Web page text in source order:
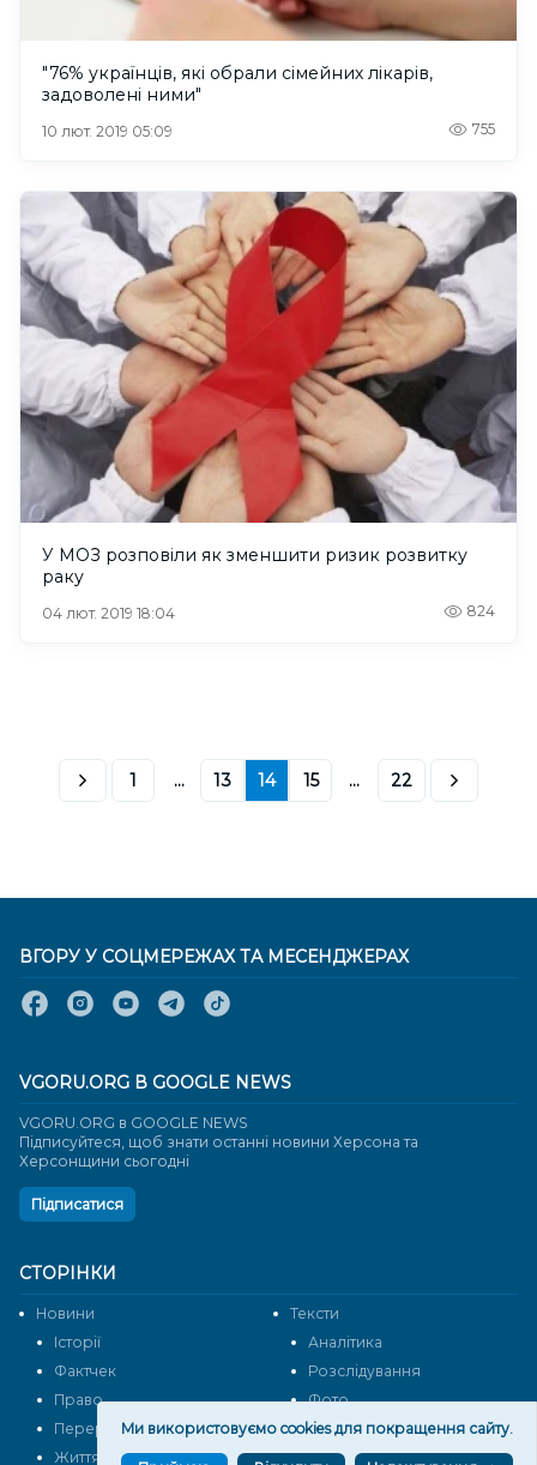
"76% українців, які обрали сімейних лікарів,
задоволені ними"
10 лют. 2019 05:09 755
У МОЗ розповіли як зменшити ризик розвитку
раку
04 лют. 2019 18:04 824
1 ... 13 14 15 ... 22
СТОРІНКИ
Новини
Тексти
Історії
Аналітика
Фактчек
Розслідування
Право
Фото
Перерва на каву
Промо
Життя
Блоги
ВГОРУ У СОЦМЕРЕЖАХ ТА МЕСЕНДЖЕРАХ
VGORU.ORG В GOOGLE NEWS
VGORU.ORG в GOOGLE NEWS
Підписуйтеся, щоб знати останні новини Херсона та
Херсонщини сьогодні
Підписатися
Ми використовуємо cookies для покращення сайту.